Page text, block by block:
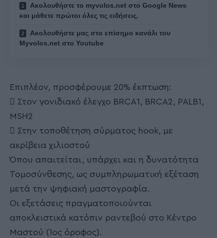
Ακολουθήστε το myvolos.net στο Google News
και μάθετε πρώτοι όλες τις ειδήσεις.
Ακολουθήστε μας στο επίσημο κανάλι του
Myvolos.net στο Youtube
Επιπλέον, προσφέρουμε 20% έκπτωση:
 Στον γονιδιακό έλεγχο BRCA1, BRCA2, PALB1,
MSH2
 Στην τοποθέτηση σύρματος hook, με
ακρίβεια χιλιοστού
Όπου απαιτείται, υπάρχει και η δυνατότητα
Τομοσύνθεσης, ως συμπληρωματική εξέταση
μετά την ψηφιακή μαστογραφία.
Οι εξετάσεις πραγματοποιούνται
αποκλειστικά κατόπιν ραντεβού στο Κέντρο
Μαστού (1ος όροφος).